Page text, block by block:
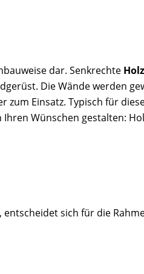
dar. Senkrechte
Die Wände werden
zum Einsatz. Typisch für
Ihren Wünschen gestalten:
sich für die